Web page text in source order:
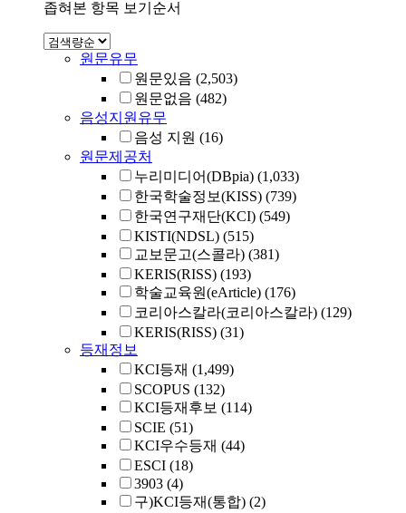
좁혀본 항목 보기순서
원문유무
원문있음 (2,503)
원문없음 (482)
음성지원유무
음성 지원 (16)
원문제공처
누리미디어(DBpia) (1,033)
한국학술정보(KISS) (739)
한국연구재단(KCI) (549)
KISTI(NDSL) (515)
교보문고(스콜라) (381)
KERIS(RISS) (193)
학술교육원(eArticle) (176)
코리아스칼라(코리아스칼라) (129)
KERIS(RISS) (31)
등재정보
KCI등재 (1,499)
SCOPUS (132)
KCI등재후보 (114)
SCIE (51)
KCI우수등재 (44)
ESCI (18)
3903 (4)
구)KCI등재(통합) (2)